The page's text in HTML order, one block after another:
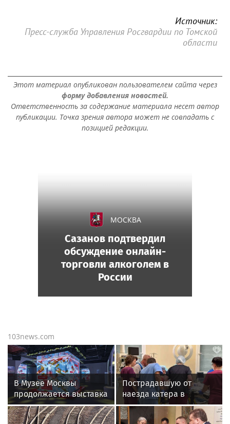
Источник:
Пресс-служба Управления Росгвардии по Томской
области
Этот материал опубликован пользователем сайта через
форму добавления новостей.
Ответственность за содержание материала несет автор
публикации. Точка зрения автора может не совпадать с
позицией редакции.
103news.com
В Музее Москвы
продолжается выставка
«70 лет созидания»:
гостей ждут лекции
Пострадавшую от
наезда катера в
Саратовской области
доставили в клинику
МОСКВА
Сазанов подтвердил
обсуждение онлайн-
торговли алкоголем в
России